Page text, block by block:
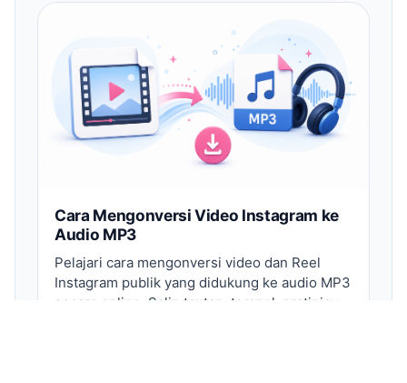
Cara Mengonversi Video Instagram ke
Audio MP3
Pelajari cara mengonversi video dan Reel
Instagram publik yang didukung ke audio MP3
secara online. Salin tautan, tempel, pratinjau,